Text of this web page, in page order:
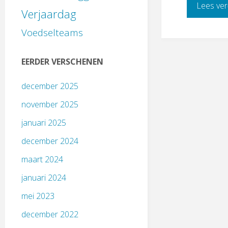
Lees
Verjaardag
Voedselteams
EERDER VERSCHENEN
december 2025
november 2025
januari 2025
december 2024
maart 2024
januari 2024
mei 2023
december 2022